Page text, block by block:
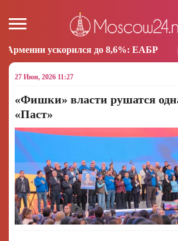
до 8,6%: ЕАБР 16:38 Трамп: США
27 Июн, 2026 11:27
«Фишки» власти рушатся
«Паст»